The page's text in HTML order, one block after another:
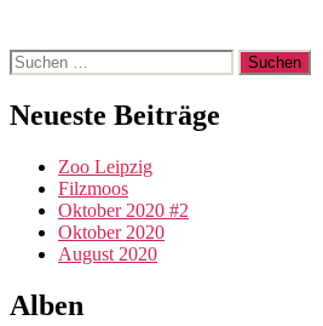
Suchen
nach:
Neueste Beiträge
Zoo Leipzig
Filzmoos
Oktober 2020 #2
Oktober 2020
August 2020
Alben